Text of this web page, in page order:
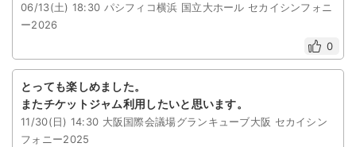
06/13(土) 18:30 パシフィコ横浜 国立大ホール セカイシンフォニ
ー2026
0
とっても楽しめました。
またチケットジャム利用したいと思います。
11/30(日) 14:30 大阪国際会議場グランキューブ大阪 セカイシン
フォニー2025